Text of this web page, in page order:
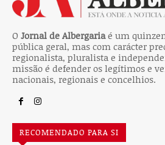
O Jornal de Albergariaé um
pública geral, mas com carácter
regionalista, pluralista e
missão é defender os legítimos e
nacionais, regionais e concelhios.
RECOMENDADO PARA SI